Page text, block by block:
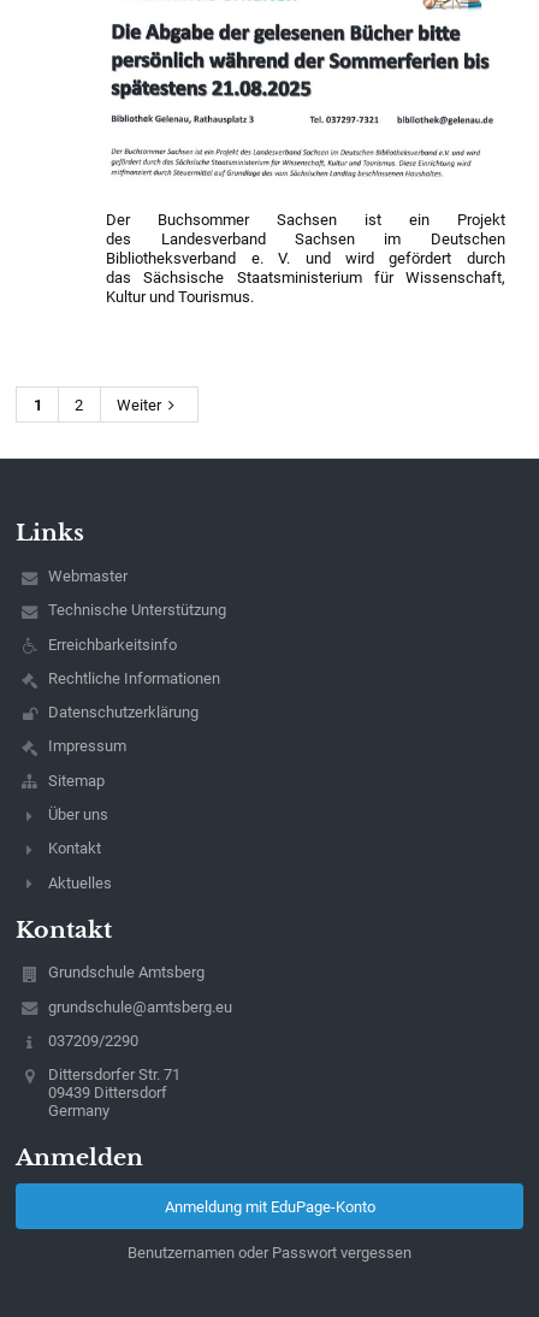
Der Buchsommer Sachsen ist ein Projekt
des Landesverband Sachsen im Deutschen
Bibliotheksverband e. V. und wird gefördert durch
das Sächsische Staatsministerium für Wissenschaft,
Kultur und Tourismus.
1 2 Weiter
Links
Webmaster
Technische Unterstützung
Erreichbarkeitsinfo
Rechtliche Informationen
Datenschutzerklärung
Impressum
Sitemap
Über uns
Kontakt
Aktuelles
Kontakt
Grundschule Amtsberg
grundschule@amtsberg.eu
037209/2290
Dittersdorfer Str. 71
09439 Dittersdorf
Germany
Anmelden
Anmeldung mit EduPage-Konto
Benutzernamen oder Passwort vergessen